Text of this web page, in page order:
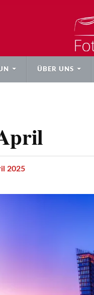
ÜBER UNS
2025